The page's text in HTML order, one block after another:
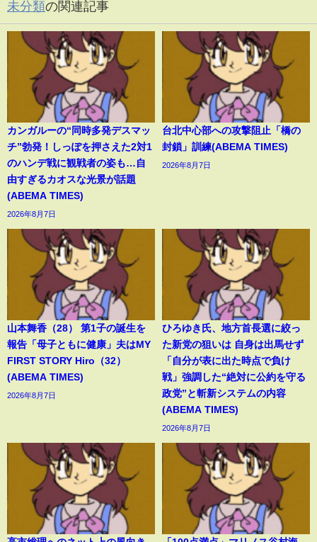
未分類の関連記事
カンガルーの“同時多発デスマッ
チ”勃発！しっぽを押さえた2対1
のハンデ戦に観戦者の姿も…自
由すぎるカオスな光景が話題
(ABEMA TIMES)
2026年8月7日
台北中心部への攻撃阻止「橋の
封鎖」訓練(ABEMA TIMES)
2026年8月7日
山本舞香（28） 第1子の誕生を
報告「母子ともに健康」夫はMY
FIRST STORY Hiro（32）
(ABEMA TIMES)
2026年8月7日
ひろゆき氏、地方首長選に絞っ
た新党の狙いは 自身は出馬せず
「自分が表に出た時点で負け
戦」強調した“絶対に公約を守る
政党”と斬新システムの内容
(ABEMA TIMES)
2026年8月7日